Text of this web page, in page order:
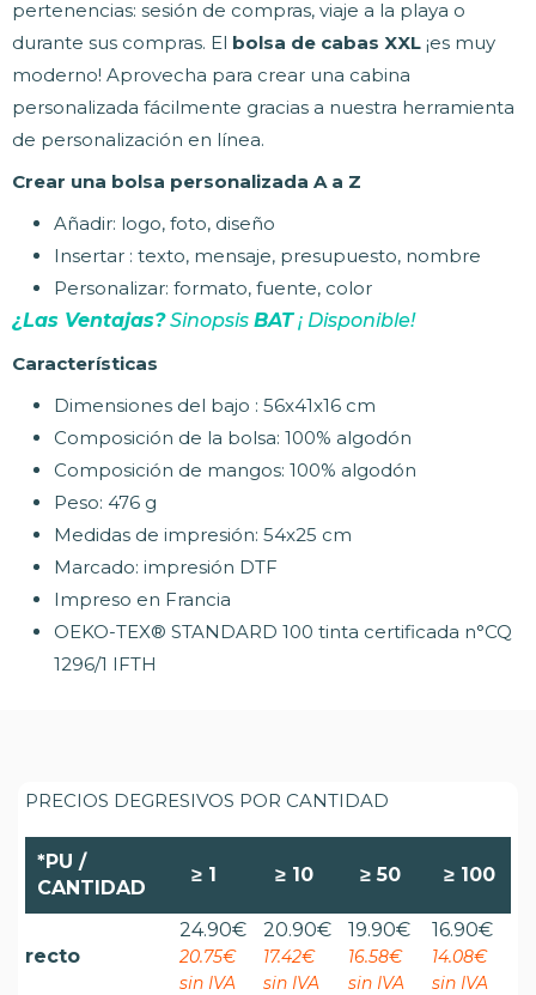
pertenencias: sesión de compras, viaje a la playa o
durante sus compras. El bolsa de cabas XXL ¡es muy
moderno! Aprovecha para crear una cabina
personalizada fácilmente gracias a nuestra herramienta
de personalización en línea.
Crear una bolsa personalizada A a Z
Añadir: logo, foto, diseño
Insertar : texto, mensaje, presupuesto, nombre
Personalizar: formato, fuente, color
¿Las Ventajas?Sinopsis BAT¡ Disponible!
Características
Dimensiones del bajo : 56x41x16 cm
Composición de la bolsa: 100% algodón
Composición de mangos: 100% algodón
Peso: 476 g
Medidas de impresión: 54x25 cm
Marcado: impresión DTF
Impreso en Francia
OEKO-TEX® STANDARD 100 tinta certificada n°CQ
1296/1 IFTH
PRECIOS DEGRESIVOS POR CANTIDAD
*PU /
CANTIDAD
≥ 1 ≥ 10 ≥50 ≥ 100
recto
24.90€
20.75€
sin IVA
20.90€
17.42€
sin IVA
19.90€
16.58€
sin IVA
16.90€
14.08€
sin IVA